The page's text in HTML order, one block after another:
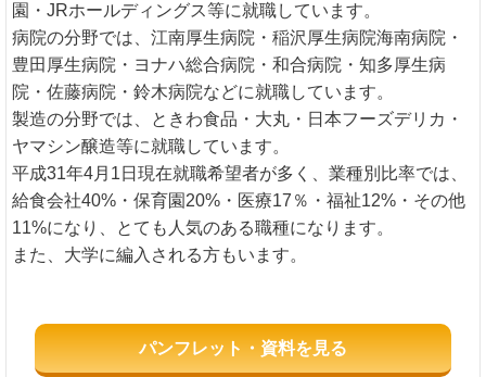
園・JRホールディングス等に就職しています。
病院の分野では、江南厚生病院・稲沢厚生病院海南病院・
豊田厚生病院・ヨナハ総合病院・和合病院・知多厚生病
院・佐藤病院・鈴木病院などに就職しています。
製造の分野では、ときわ食品・大丸・日本フーズデリカ・
ヤマシン醸造等に就職しています。
平成31年4月1日現在就職希望者が多く、業種別比率では、
給食会社40%・保育園20%・医療17％・福祉12%・その他
11%になり、とても人気のある職種になります。
また、大学に編入される方もいます。
パンフレット・資料を見る